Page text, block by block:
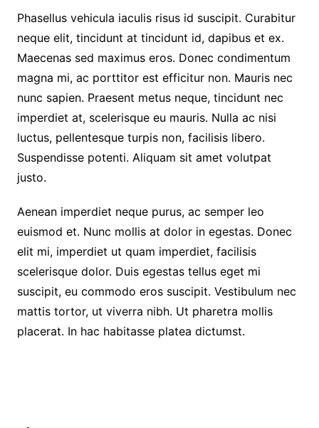
Phasellus vehicula iaculis risus id suscipit. Curabitur
neque elit, tincidunt at tincidunt id, dapibus et ex.
Maecenas sed maximus eros. Donec condimentum
magna mi, ac porttitor est efficitur non. Mauris nec
nunc sapien. Praesent metus neque, tincidunt nec
imperdiet at, scelerisque eu mauris. Nulla ac nisi
luctus, pellentesque turpis non, facilisis libero.
Suspendisse potenti. Aliquam sit amet volutpat
justo.
Aenean imperdiet neque purus, ac semper leo
euismod et. Nunc mollis at dolor in egestas. Donec
elit mi, imperdiet ut quam imperdiet, facilisis
scelerisque dolor. Duis egestas tellus eget mi
suscipit, eu commodo eros suscipit. Vestibulum nec
mattis tortor, ut viverra nibh. Ut pharetra mollis
placerat. In hac habitasse platea dictumst.